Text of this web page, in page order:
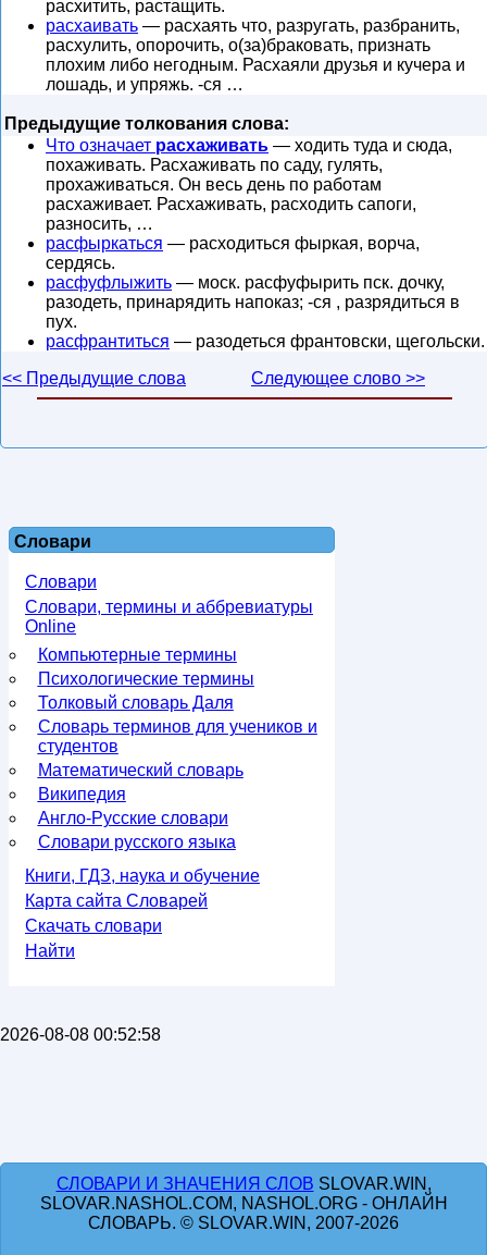
расхитить, растащить.
расхаивать — расхаять что, разругать, разбранить,
расхулить, опорочить, о(за)браковать, признать
плохим либо негодным. Расхаяли друзья и кучера и
лошадь, и упряжь. -ся …
Предыдущие толкования слова:
Что означает расхаживать — ходить туда и сюда,
похаживать. Расхаживать по саду, гулять,
прохаживаться. Он весь день по работам
расхаживает. Расхаживать, расходить сапоги,
разносить, …
расфыркаться — расходиться фыркая, ворча,
сердясь.
расфуфлыжить — моск. расфуфырить пск. дочку,
разодеть, принарядить напоказ; -ся , разрядиться в
пух.
расфрантиться — разодеться франтовски, щегольски.
<< Предыдущие слова
Следующее слово >>
Словари
Словари
Словари, термины и аббревиатуры
Online
Компьютерные термины
Психологические термины
Толковый словарь Даля
Словарь терминов для учеников и
студентов
Математический словарь
Википедия
Англо-Русские словари
Словари русского языка
Книги, ГДЗ, наука и обучение
Карта сайта Словарей
Скачать словари
Найти
2026-08-08 00:52:58
СЛОВАРИ И ЗНАЧЕНИЯ СЛОВ SLOVAR.WIN,
SLOVAR.NASHOL.COM, NASHOL.ORG - ОНЛАЙН
СЛОВАРЬ. © SLOVAR.WIN, 2007-2026